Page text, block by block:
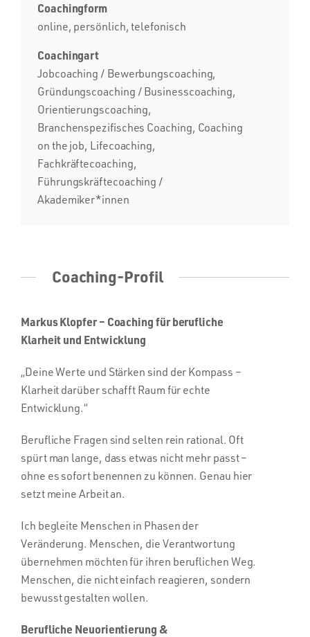
Coachingform
online, persönlich, telefonisch
Coachingart
Jobcoaching / Bewerbungscoaching,
Gründungscoaching / Businesscoaching,
Orientierungscoaching,
Branchenspezifisches Coaching, Coaching
on the job, Lifecoaching,
Fachkräftecoaching,
Führungskräftecoaching /
Akademiker*innen
Coaching-Profil
Markus Klopfer – Coaching für berufliche
Klarheit und Entwicklung
„Deine Werte und Stärken sind der Kompass –
Klarheit darüber schafft Raum für echte
Entwicklung.“
Berufliche Fragen sind selten rein rational. Oft
spürt man lange, dass etwas nicht mehr passt –
ohne es sofort benennen zu können. Genau hier
setzt meine Arbeit an.
Ich begleite Menschen in Phasen der
Veränderung. Menschen, die Verantwortung
übernehmen möchten für ihren beruflichen Weg.
Menschen, die nicht einfach reagieren, sondern
bewusst gestalten wollen.
Berufliche Neuorientierung &